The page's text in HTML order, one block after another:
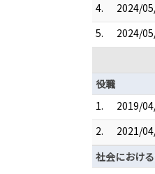
4.
2024/
5.
2024/
役職
1.
2019/
2.
2021/
社会におけ